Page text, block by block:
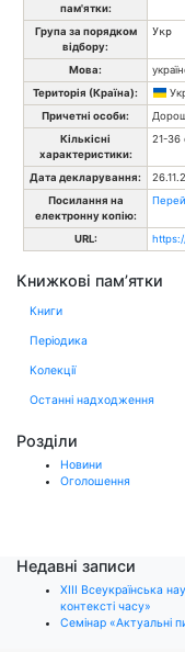
пам'ятки:
Група за порядком
відбору:
Укр
Мова:
Територія (Країна):
Причетні особи:
Кількісні
характеристики:
21-36
Дата декларування:
Посилання на
електронну копію:
URL:
Книжкові пам’ятки
Книги
Періодика
Колекції
Останні надходження
Розділи
Новини
Оголошення
Недавні записи
ХІІІ Всеукраїнська
контексті часу»
Семінар «Актуальні